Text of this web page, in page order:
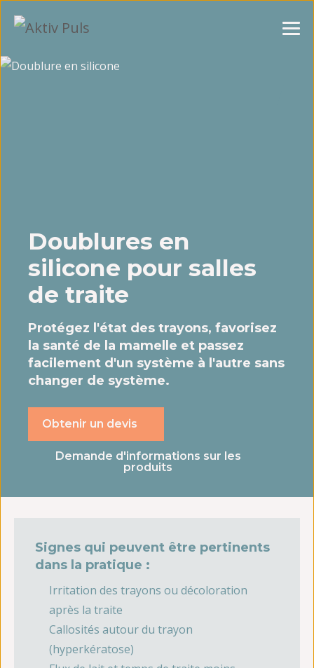
Doublures en
silicone pour salles
de traite
Protégez l'état des trayons, favorisez
la santé de la mamelle et passez
facilement d'un système à l'autre sans
changer de système.
Obtenir un devis
Demande d'informations sur les
produits
Signes qui peuvent être pertinents
dans la pratique :
Irritation des trayons ou décoloration
après la traite
Callosités autour du trayon
(hyperkératose)